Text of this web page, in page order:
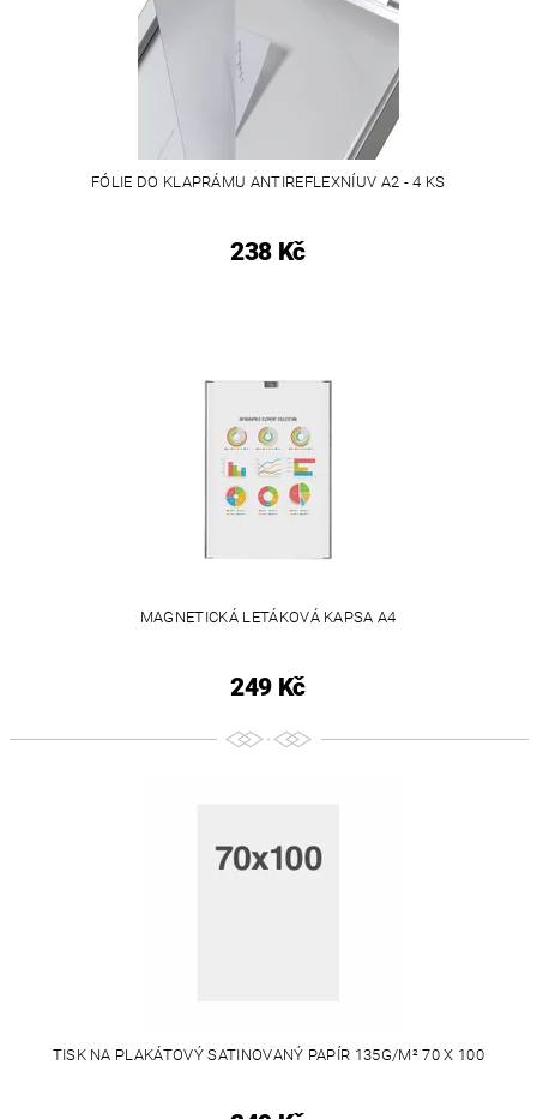
FÓLIE DO KLAPRÁMU ANTIREFLEXNÍUV A2 - 4 KS
238 Kč
MAGNETICKÁ LETÁKOVÁ KAPSA A4
249 Kč
TISK NA PLAKÁTOVÝ SATINOVANÝ PAPÍR 135G/M² 70 X 100